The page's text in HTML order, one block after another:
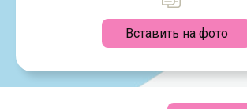
Вставить на фото